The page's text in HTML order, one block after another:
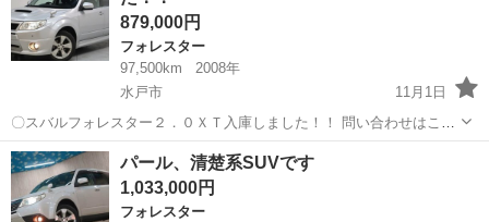
879,000円
フォレスター
97,500km
2008年
水戸市
11月1日
〇スバルフォレスター２．０ＸＴ入庫しました！！ 問い合わせはこち
らから↓↓↓↓ https://www.otoron.jp/lists/detail?carno=034925 -----------...
茨城 水戸市 フォレスター オトロン
パール、清楚系SUVです
1,033,000円
フォレスター